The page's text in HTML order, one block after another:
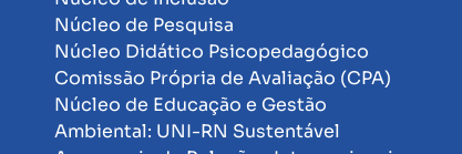
Núcleo de Pesquisa
Núcleo Didático Psicopedagógico
Comissão Própria de Avaliação (CPA)
Núcleo de Educação e Gestão
Ambiental: UNI-RN Sustentável